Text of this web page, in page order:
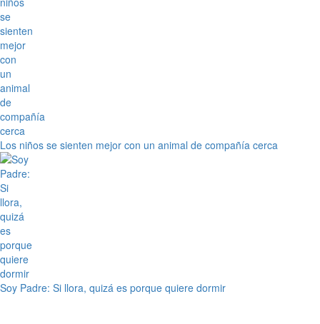
Los niños se sienten mejor con un animal de compañía cerca
Soy Padre: Si llora, quizá es porque quiere dormir